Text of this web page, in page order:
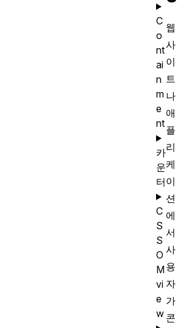
웹
사
이
트
나
애
플
리
케
이
션
에
서
사
용
자
가
콘
C
o
nt
ai
n
m
e
nt
카
운
터
C
S
S
O
M
vi
e
w